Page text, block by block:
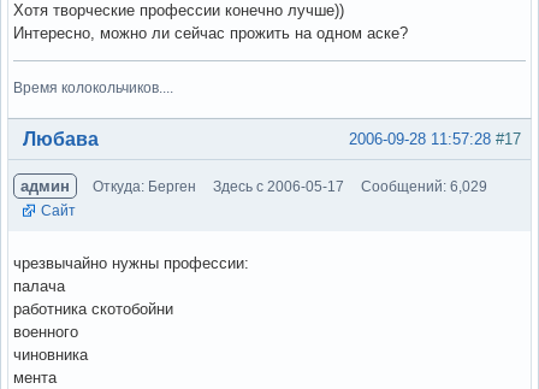
Хотя творческие профессии конечно лучше))
Интересно, можно ли сейчас прожить на одном аске?
Время колокольчиков....
Вне форума #17
2006-09-28 11:57:28
Любава
админ Откуда: Берген Здесь с 2006-05-17
Сообщений: 6,029
Сайт
чрезвычайно нужны профессии:
палача
работника скотобойни
военного
чиновника
мента